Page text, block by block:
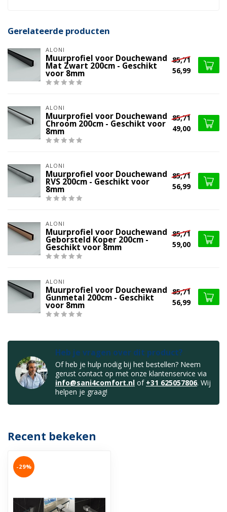
Gerelateerde producten
ALONI
Muurprofiel voor Douchewand
Mat Zwart 200cm - Geschikt
voor 8mm
85,71
56,99
ALONI
Muurprofiel voor Douchewand
Chroom 200cm - Geschikt voor
8mm
85,71
49,00
ALONI
Muurprofiel voor Douchewand
RVS 200cm - Geschikt voor
8mm
85,71
56,99
ALONI
Muurprofiel voor Douchewand
Geborsteld Koper 200cm -
Geschikt voor 8mm
85,71
59,00
ALONI
Muurprofiel voor Douchewand
Gunmetal 200cm - Geschikt
voor 8mm
85,71
56,99
Heb je vragen over dit product?
Of heb je hulp nodig bij het bestellen? Neem
gerust contact op met onze klantenservice via
info@sani4comfort.nl of +31 625057806. Wij
helpen je graag!
Recent bekeken
-29%